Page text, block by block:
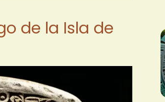
de la Isla de